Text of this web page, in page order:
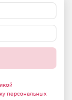
Этот
C, C++,
на
также
персональных